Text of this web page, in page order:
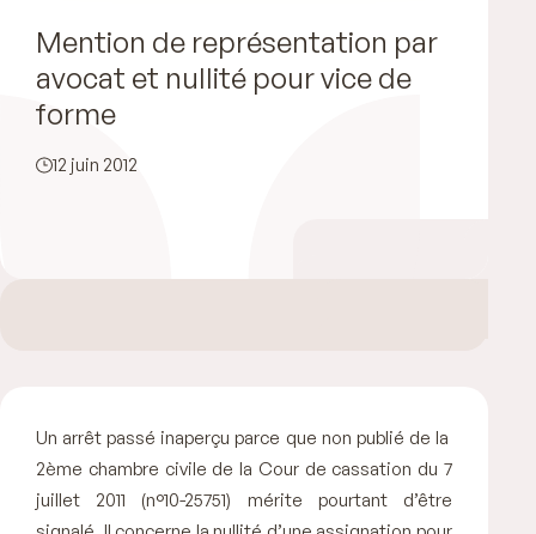
Mention de représentation par
avocat et nullité pour vice de
forme
12 juin 2012
Un arrêt passé inaperçu parce que non publié de la
2ème chambre civile de la Cour de cassation du 7
juillet 2011 (n°10-25751) mérite pourtant d’être